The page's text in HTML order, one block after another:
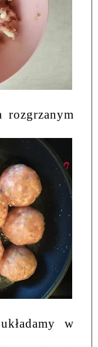
rozgrzanym
w